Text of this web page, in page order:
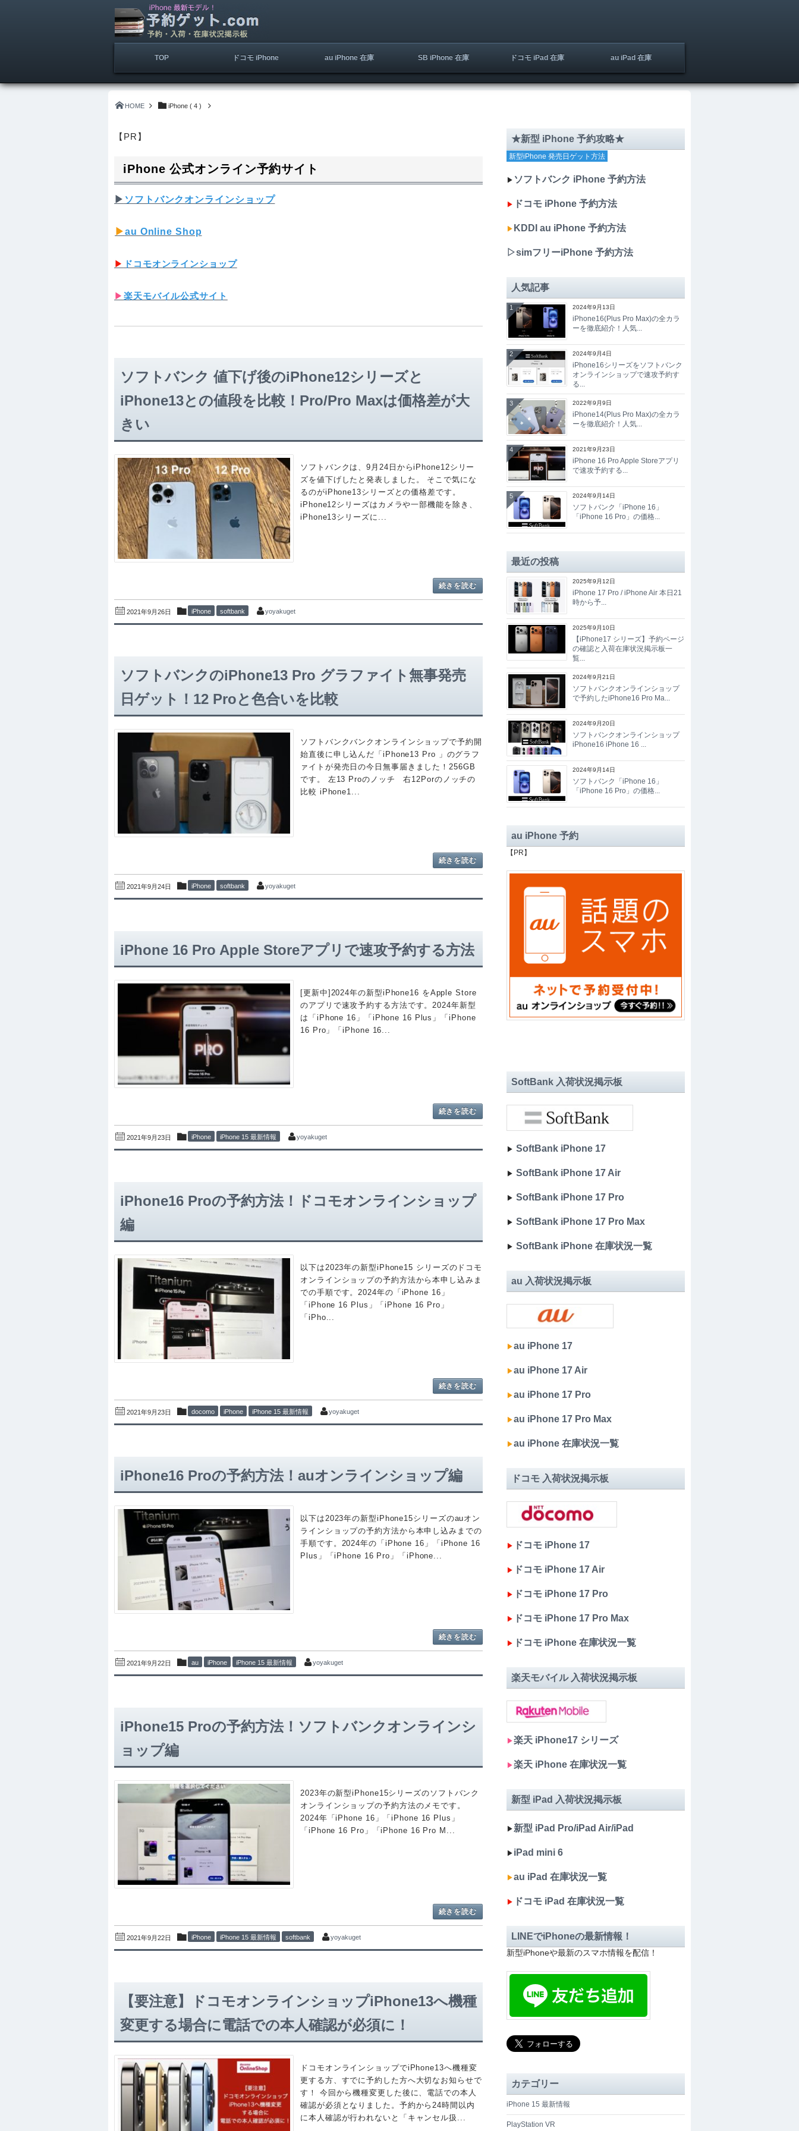
TOP ドコモ iPhone au iPhone 在庫 SB iPhone 在庫 ドコモ iPad 在庫 au iPad 在庫
HOME iPhone ( 4 )
【PR】
iPhone 公式オンライン予約サイト
▶︎ ソフトバンクオンラインショップ
▶︎au Online Shop
▶︎ ドコモオンラインショップ
▶︎ 楽天モバイル公式サイト
ソフトバンク 値下げ後のiPhone12シリーズと
iPhone13との値段を比較！Pro/Pro Maxは価格差が大
きい
ソフトバンクは、9月24日からiPhone12シリー
ズを値下げしたと発表しました。 そこで気にな
るのがiPhone13シリーズとの価格差です。
iPhone12シリーズはカメラや一部機能を除き、
iPhone13シリーズに...
続きを読む
2021年9月26日 iPhone softbank yoyakuget
ソフトバンクのiPhone13 Pro グラファイト無事発売
日ゲット！12 Proと色合いを比較
ソフトバンクバンクオンラインショップで予約開
始直後に申し込んだ「iPhone13 Pro 」のグラフ
ァイトが発売日の今日無事届きました！256GB
です。 左13 Proのノッチ 右12Porのノッチの
比較 iPhone1...
続きを読む
2021年9月24日 iPhone softbank yoyakuget
iPhone 16 Pro Apple Storeアプリで速攻予約する方法
[更新中]2024年の新型iPhone16 をApple Store
のアプリで速攻予約する方法です。2024年新型
は「iPhone 16」「iPhone 16 Plus」「iPhone
16 Pro」「iPhone 16...
続きを読む
2021年9月23日 iPhone iPhone 15 最新情報 yoyakuget
iPhone16 Proの予約方法！ドコモオンラインショップ
編
以下は2023年の新型iPhone15 シリーズのドコモ
オンラインショップの予約方法から本申し込みま
での手順です。2024年の「iPhone 16」
「iPhone 16 Plus」「iPhone 16 Pro」
「iPho...
続きを読む
2021年9月23日 docomo iPhone iPhone 15 最新情報 yoyakuget
iPhone16 Proの予約方法！auオンラインショップ編
以下は2023年の新型iPhone15シリーズのauオン
ラインショップの予約方法から本申し込みまでの
手順です。2024年の「iPhone 16」「iPhone 16
Plus」「iPhone 16 Pro」「iPhone...
続きを読む
2021年9月22日 au iPhone iPhone 15 最新情報 yoyakuget
iPhone15 Proの予約方法！ソフトバンクオンラインシ
ョップ編
2023年の新型iPhone15シリーズのソフトバンク
オンラインショップの予約方法のメモです。
2024年「iPhone 16」「iPhone 16 Plus」
「iPhone 16 Pro」「iPhone 16 Pro M...
続きを読む
2021年9月22日 iPhone iPhone 15 最新情報 softbank yoyakuget
【要注意】ドコモオンラインショップiPhone13へ機種
変更する場合に電話での本人確認が必須に！
ドコモオンラインショップでiPhone13へ機種変
更する方、すでに予約した方へ大切なお知らせで
す！ 今回から機種変更した後に、電話での本人
確認が必須となりました。予約から24時間以内
に本人確認が行われないと「キャンセル扱...
★新型 iPhone 予約攻略★
新型iPhone 発売日ゲット方法
▶︎ ソフトバンク iPhone 予約方法
▶︎ ドコモ iPhone 予約方法
▶︎ KDDI au iPhone 予約方法
▷simフリーiPhone 予約方法
人気記事
2024年9月13日
iPhone16(Plus Pro Max)の全カラ
ーを徹底紹介！人気...
1
2024年9月4日
iPhone16シリーズをソフトバンク
オンラインショップで速攻予約す
る...
2
2022年9月9日
iPhone14(Plus Pro Max)の全カラ
ーを徹底紹介！人気...
3
2021年9月23日
iPhone 16 Pro Apple Storeアプリ
で速攻予約する...
4
2024年9月14日
ソフトバンク「iPhone 16」
「iPhone 16 Pro」の価格...
5
最近の投稿
2025年9月12日
iPhone 17 Pro / iPhone Air 本日21
時から予...
2025年9月10日
【iPhone17 シリーズ】予約ページ
の確認と入荷在庫状況掲示板一
覧...
2024年9月21日
ソフトバンクオンラインショップ
で予約したiPhone16 Pro Ma...
2024年9月20日
ソフトバンクオンラインショップ
iPhone16 iPhone 16 ...
2024年9月14日
ソフトバンク「iPhone 16」
「iPhone 16 Pro」の価格...
au iPhone 予約
【PR】
SoftBank 入荷状況掲示板
▶︎ SoftBank iPhone 17
▶︎ SoftBank iPhone 17 Air
▶︎ SoftBank iPhone 17 Pro
▶︎ SoftBank iPhone 17 Pro Max
▶︎ SoftBank iPhone 在庫状況一覧
au 入荷状況掲示板
▶︎au iPhone 17
▶︎au iPhone 17 Air
▶︎au iPhone 17 Pro
▶︎au iPhone 17 Pro Max
▶︎au iPhone 在庫状況一覧
ドコモ 入荷状況掲示板
▶︎ ドコモ iPhone 17
▶︎ ドコモ iPhone 17 Air
▶︎ ドコモ iPhone 17 Pro
▶︎ ドコモ iPhone 17 Pro Max
▶︎ ドコモ iPhone 在庫状況一覧
楽天モバイル 入荷状況掲示板
▶︎楽天 iPhone17 シリーズ
▶︎楽天 iPhone 在庫状況一覧
新型 iPad 入荷状況掲示板
▶︎新型 iPad Pro/iPad Air/iPad
▶︎ iPad mini 6
▶︎au iPad 在庫状況一覧
▶︎ ドコモ iPad 在庫状況一覧
LINEでiPhoneの最新情報！
新型iPhoneや最新のスマホ情報を配信！
カテゴリー
iPhone 15 最新情報
PlayStation VR